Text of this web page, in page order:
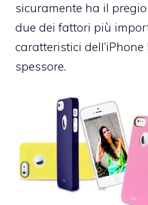
sicuramente ha il
due dei fattori più
caratteristici dell’iPhone
spessore.